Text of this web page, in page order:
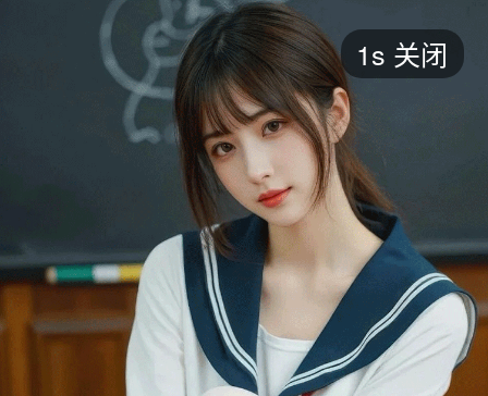
短剧
最热 添加 评分
都市 甜宠 逆袭 玄幻
2025 2024 2023 2022
全部 大陆 香港 台湾 美国 韩国 日本
1s 关闭